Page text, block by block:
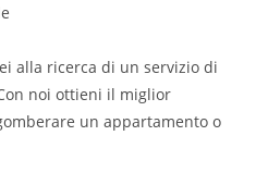
alla ricerca di un servizio di
noi ottieni il miglior
un appartamento o